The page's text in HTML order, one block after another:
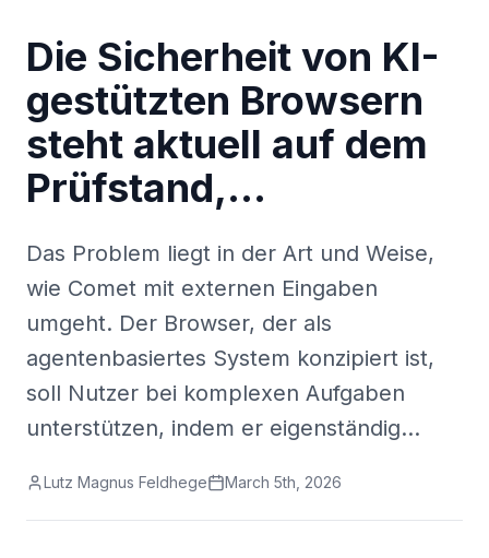
Die Sicherheit von KI-
gestützten Browsern
steht aktuell auf dem
Prüfstand,…
Das Problem liegt in der Art und Weise,
wie Comet mit externen Eingaben
umgeht. Der Browser, der als
agentenbasiertes System konzipiert ist,
soll Nutzer bei komplexen Aufgaben
unterstützen, indem er eigenständig…
Lutz Magnus Feldhege March 5th, 2026